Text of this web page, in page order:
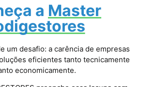
a Master
um desafio: a carência de empresas
eficientes tanto tecnicamente
economicamente.